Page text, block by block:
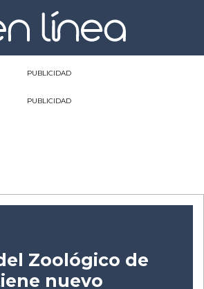
PUBLICIDAD
PUBLICIDAD
Zoológico de
nuevo